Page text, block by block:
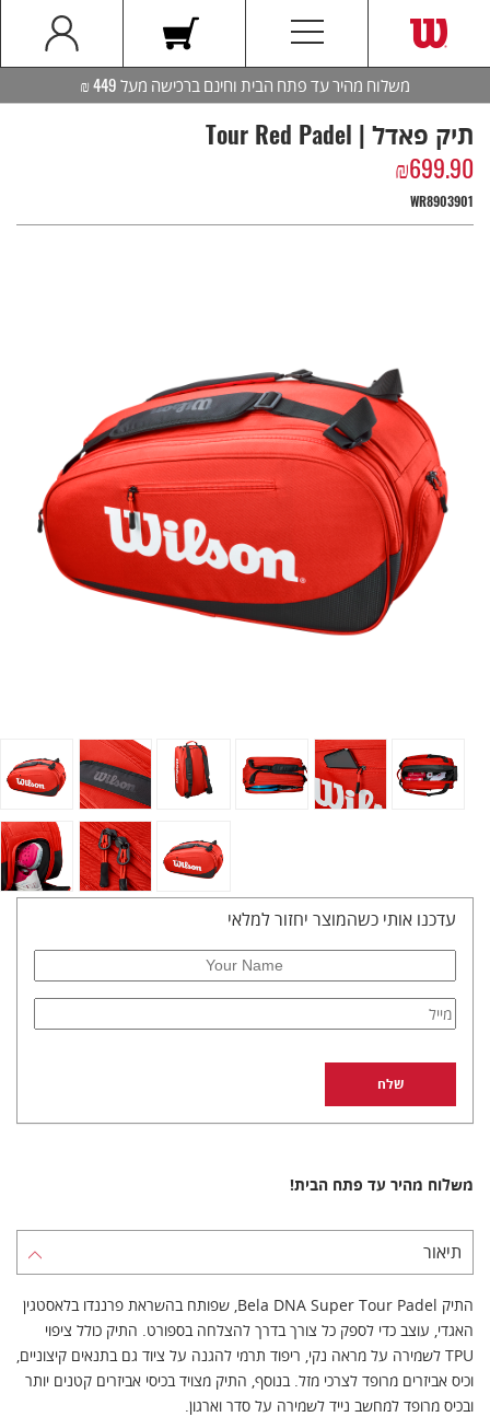
משלוח מהיר עד פתח הבית וחינם ברכישה מעל 449 ₪
תיק פאדל | Tour Red Padel
₪699.90
WR8903901
עדכנו אותי כשהמוצר יחזור למלאי
משלוח מהיר עד פתח הבית!
תיאור
התיק Bela DNA Super Tour Padel, שפותח בהשראת פרננדו בלאסטגין
האגדי, עוצב כדי לספק כל צורך בדרך להצלחה בספורט. התיק כולל ציפוי
TPU לשמירה על מראה נקי, ריפוד תרמי להגנה על ציוד גם בתנאים קיצוניים,
וכיס אביזרים מרופד לצרכי מזל. בנוסף, התיק מצויד בכיסי אביזרים קטנים יותר
ובכיס מרופד למחשב נייד לשמירה על סדר וארגון.